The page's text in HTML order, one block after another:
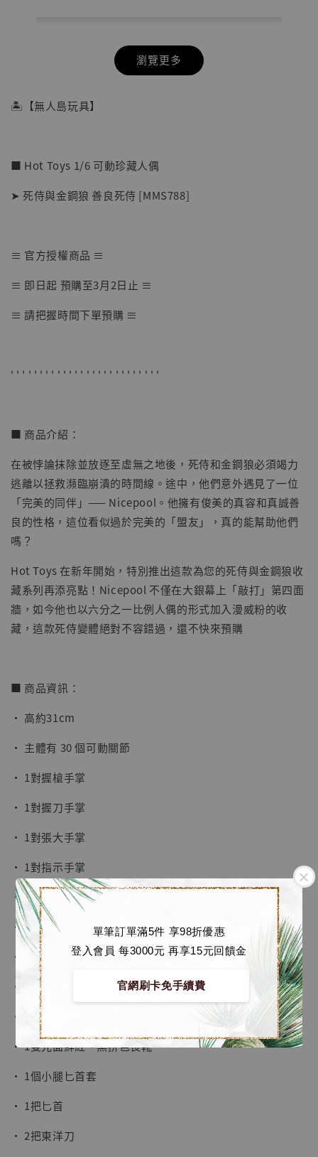
單筆訂單滿5件 享98折優惠
登入會員 每3000元 再享15元回饋金
官網刷卡免手續費
【店內現貨】七龍珠 系列蒐藏雕像 悟空 鳥山
NT$ 4,280
【店內現貨】海賊王 系列蒐藏雕像 布魯克達
摩 [7STARS Studio]
NT$ 1,870
加購優惠【讓子彈飛 鵝城縣長 張麻子 [BK01]】
瀏覽更多
🏝【無人島玩具】
■ Hot Toys 1/6 可動珍藏人偶
➤ 死侍與金鋼狼 善良死侍 [MMS788]
≡ 官方授權商品 ≡
≡ 即日起 預購至3月2日止 ≡
≡ 請把握時間下單預購 ≡
' ' ' ' ' ' ' ' ' ' ' ' ' ' ' ' ' ' ' ' ' ' ' ' ' '
■ 商品介紹：
在被悖論抹除並放逐至虛無之地後，死侍和金鋼狼必須竭力
逃離以拯救瀕臨崩潰的時間線。途中，他們意外遇見了一位
「完美的同伴」—— Nicepool。他擁有俊美的真容和真誠善
良的性格，這位看似過於完美的「盟友」，真的能幫助他們
嗎？
Hot Toys 在新年開始，特別推出這款為您的死侍與金鋼狼收
藏系列再添亮點！Nicepool 不僅在大銀幕上「敲打」第四面
牆，如今他也以六分之一比例人偶的形式加入漫威粉的收
藏，這款死侍變體絕對不容錯過，還不快來預購
■ 商品資訊：
• 高約31cm
• 主體有 30 個可動關節
• 1對握槍手掌
• 1對握刀手掌
• 1對張大手掌
• 1對指示手掌
• 1對豎起拇指手掌
• 1隻擺姿態右手掌
• 1套特別打造光面鮮紅﹑黑拼色Nicepool戰衣
• 1條咖啡色裝備腰帶及金屬紅色腰帶扣
• 1對大腿槍套
• 1雙光面鮮紅、黑拼色長靴
• 1個小腿匕首套
• 1把匕首
• 2把東洋刀